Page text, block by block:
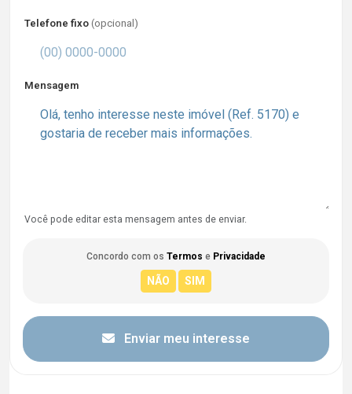
Telefone fixo (opcional)
Mensagem
Você pode editar esta mensagem antes de enviar.
Concordo com os Termos e Privacidade
Enviar meu interesse